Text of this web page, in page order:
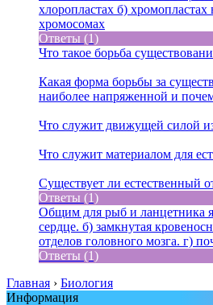
хлоропластах б) хромопластах
хромосомах
Ответы (1)
Что такое борьба
Какая форма борьбы за
наиболее напряженной и
Что служит движущей силой
Что служит материалом для
Существует ли естественный
Ответы (1)
Общим для рыб и ланцетника
сердце. б) замкнутая
отделов головного мозга. г)
Ответы (1)
Главная › Биология
Информация